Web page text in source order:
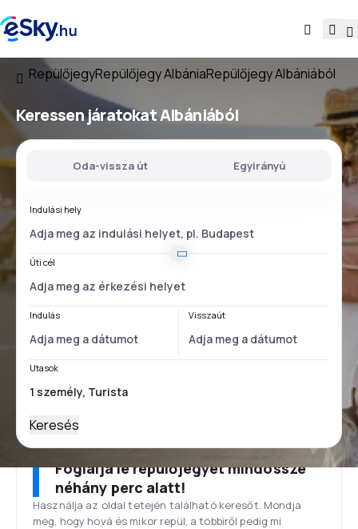
RepülőjegyRepülőjegy AlbániaRepülőjegy Albániából
Keressen járatokatAlbániából
Oda-vissza út Egyirányú
Indulási hely
Úti cél
Indulás Visszaút
Utasok
Keresés
Foglalja le repülőjegyét mindössze
néhány perc alatt!
Használja az oldal tetején található keresőt. Mondja
meg, hogy hová és mikor repül, a többiről pedig mi